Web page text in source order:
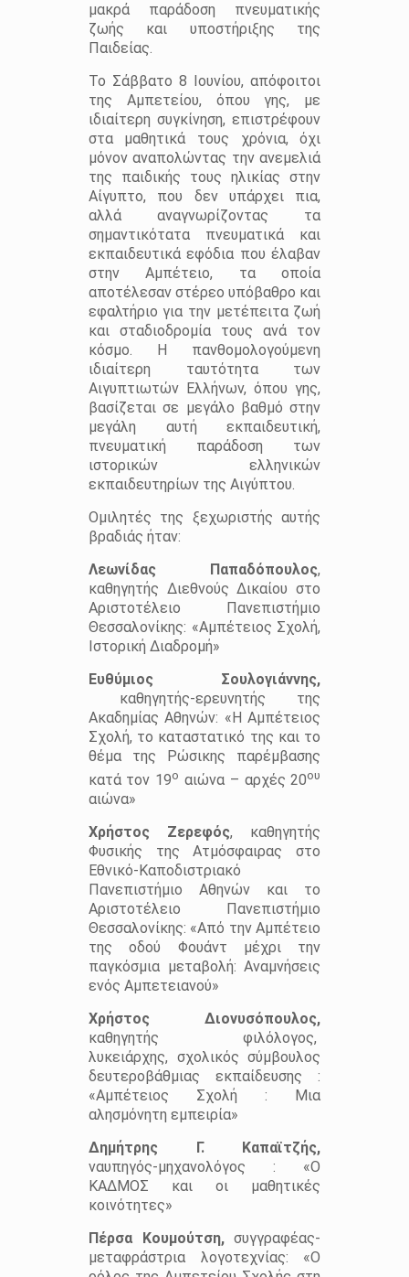
μακρά παράδοση πνευματικής
ζωής και υποστήριξης της
Παιδείας.
Το Σάββατο 8 Ιουνίου, απόφοιτοι
της Αμπετείου, όπου γης, με
ιδιαίτερη συγκίνηση, επιστρέφουν
στα μαθητικά τους χρόνια, όχι
μόνον αναπολώντας την ανεμελιά
της παιδικής τους ηλικίας στην
Αίγυπτο, που δεν υπάρχει πια,
αλλά αναγνωρίζοντας τα
σημαντικότατα πνευματικά και
εκπαιδευτικά εφόδια που έλαβαν
στην Αμπέτειο, τα οποία
αποτέλεσαν στέρεο υπόβαθρο και
εφαλτήριο για την μετέπειτα ζωή
και σταδιοδρομία τους ανά τον
κόσμο. Η πανθομολογούμενη
ιδιαίτερη ταυτότητα των
Αιγυπτιωτών Ελλήνων, όπου γης,
βασίζεται σε μεγάλο βαθμό στην
μεγάλη αυτή εκπαιδευτική,
πνευματική παράδοση των
ιστορικών ελληνικών
εκπαιδευτηρίων της Αιγύπτου.
Ομιλητές της ξεχωριστής αυτής
βραδιάς ήταν:
Λεωνίδας Παπαδόπουλος,
καθηγητής Διεθνούς Δικαίου στο
Αριστοτέλειο Πανεπιστήμιο
Θεσσαλονίκης: «Αμπέτειος Σχολή,
Ιστορική Διαδρομή»
Ευθύμιος Σουλογιάννης,
καθηγητής-ερευνητής της
Ακαδημίας Αθηνών: «Η Αμπέτειος
Σχολή, το καταστατικό της και το
θέμα της Ρώσικης παρέμβασης
κατά τον 19ο αιώνα – αρχές 20ου
αιώνα»
Χρήστος Ζερεφός, καθηγητής
Φυσικής της Ατμόσφαιρας στο
Εθνικό-Καποδιστριακό
Πανεπιστήμιο Αθηνών και το
Αριστοτέλειο Πανεπιστήμιο
Θεσσαλονίκης: «Από την Αμπέτειο
της οδού Φουάντ μέχρι την
παγκόσμια μεταβολή: Αναμνήσεις
ενός Αμπετειανού»
Χρήστος Διονυσόπουλος,
καθηγητής φιλόλογος,
λυκειάρχης, σχολικός σύμβουλος
δευτεροβάθμιας εκπαίδευσης :
«Αμπέτειος Σχολή : Μια
αλησμόνητη εμπειρία»
Δημήτρης Γ. Καπαϊτζής,
ναυπηγός-μηχανολόγος : «Ο
ΚΑΔΜΟΣ και οι μαθητικές
κοινότητες»
Πέρσα Κουμούτση,συγγραφέας-
μεταφράστρια λογοτεχνίας: «Ο